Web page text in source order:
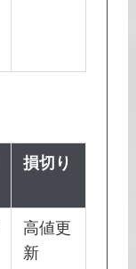
損切り
高値更
新